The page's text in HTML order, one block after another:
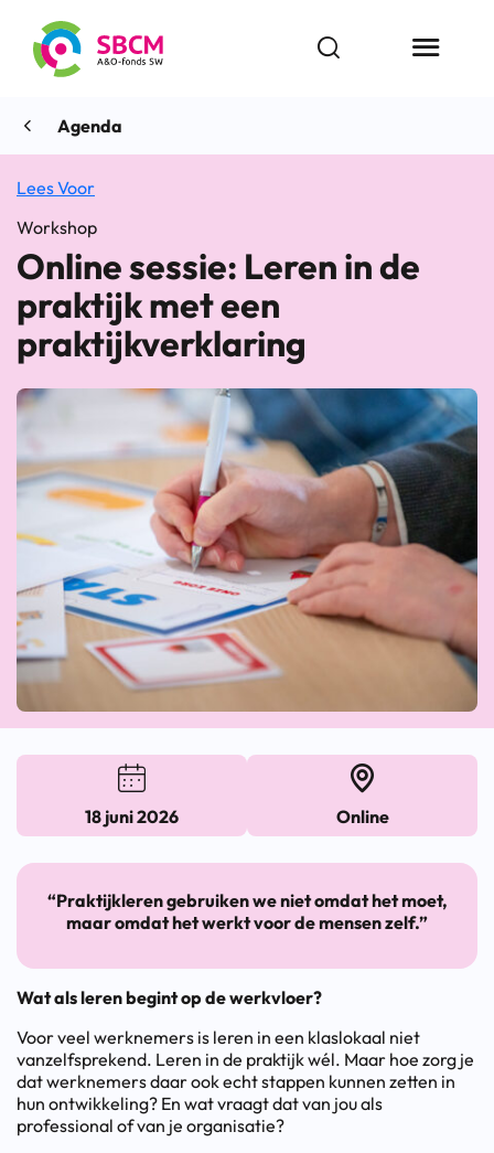
inhoud
Open zoekbalk
Menu
Agenda
Lees Voor
Workshop
Online sessie: Leren in de
praktijk met een
praktijkverklaring
18 juni 2026 Online
“Praktijkleren gebruiken we niet omdat het moet,
maar omdat het werkt voor de mensen zelf.”
Wat als leren begint op de werkvloer?
Voor veel werknemers is leren in een klaslokaal niet
vanzelfsprekend. Leren in de praktijk wél. Maar hoe zorg je
dat werknemers daar ook echt stappen kunnen zetten in
hun ontwikkeling? En wat vraagt dat van jou als
professional of van je organisatie?